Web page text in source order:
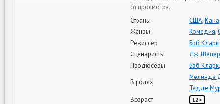
от просмотра.
Страны
США,
Жанры
Комедия,
Режиссер
Боб Кларк
Сценаристы
Дж.
Продюсеры
Боб Кларк
В ролях
Мелинда
Тедде
Возраст
12+